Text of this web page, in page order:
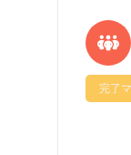
完了